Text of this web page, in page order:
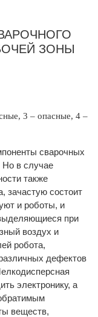
ЗОНЫ
3 – опасные, 4 –
сварочных
Но в случае
также
зачастую состоит
и роботы, и
при
воздух и
робота,
дефектов
электронику, а
веществ,